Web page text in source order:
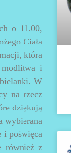
o 11.00,
Ciała
która
modlitwa i
W
na rzecz
dziękują
wybierana
i poświęca
również z